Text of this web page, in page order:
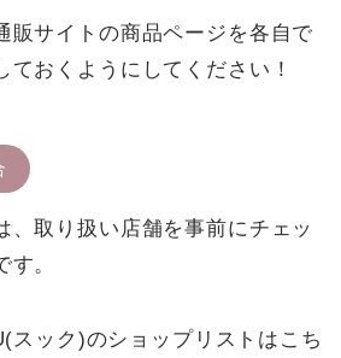
販サイトの商品ページを各自で
ておくようにしてください！
、取り扱い店舗を事前にチェッ
。
スック)のショップリストはこち